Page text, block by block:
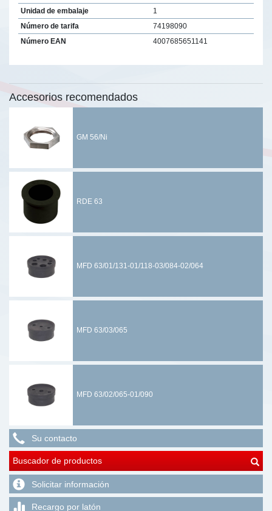
Unidad de embalaje
1
Número de tarifa
74198090
Número EAN
4007685651141
Accesorios recomendados
GM 56/Ni
RDE 63
MFD 63/01/131-01/118-03/084-02/064
MFD 63/03/065
MFD 63/02/065-01/090
Su contacto
Buscador de productos
Solicitar información
Recargo por latón